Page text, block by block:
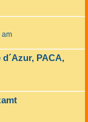
am
PACA,